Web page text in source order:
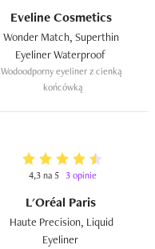
Eveline Cosmetics
Wonder Match, Superthin
Wodoodporny eyeliner z cienką
końcówką
4,3 na 5 3 opinie
L'Oréal Paris
Haute Precision, Liquid